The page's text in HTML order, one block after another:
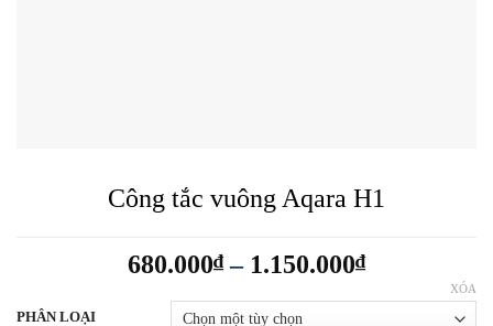
Công tắc vuông Aqara H1
680.000₫ – 1.150.000₫Khoảng
PHÂN LOẠI
XÓA